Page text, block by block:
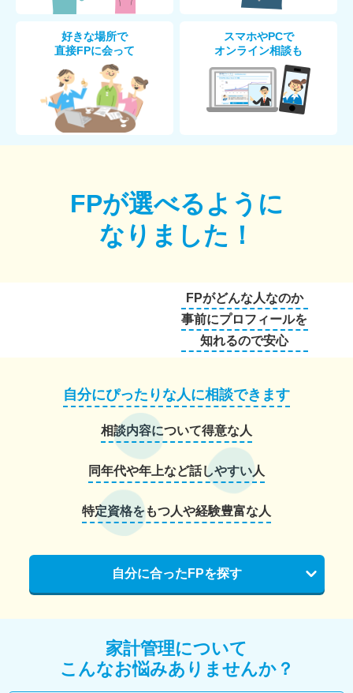
好きな場所で
直接FPに会って
スマホやPCで
オンライン相談も
FPが選べるように
なりました！
FPがどんな人なのか
事前にプロフィールを
知れるので安心
自分にぴったりな人に相談できます
相談内容について得意な人
同年代や年上など話しやすい人
特定資格をもつ人や経験豊富な人
自分に合ったFPを探す
家計管理について
こんなお悩みありませんか？